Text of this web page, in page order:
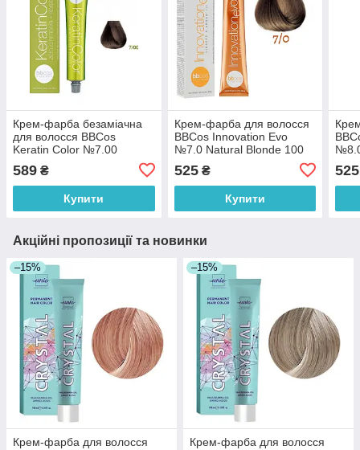
Крем-фарба безаміачна
для волосся BBCos
Keratin Color №7.00
Intense Natural Blonde 100
мл
589 ₴
Купити
Крем-фарба для волосся
BBCos Innovation Evo
№7.0 Natural Blonde 100
525₴
Купити
525
Акційні пропозиції та новинки
–15%
Крем-фарба для волосся
–15%
Крем-фарба для волосся